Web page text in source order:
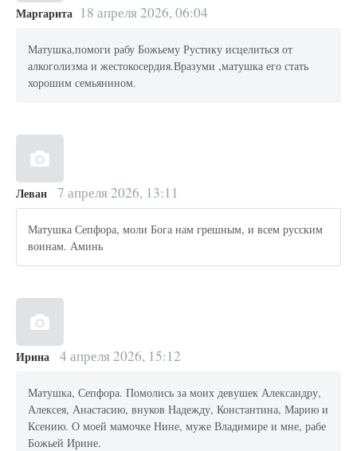
Маргарита 18 апреля 2026, 06:04
Матушка,помоги рабу Божьему Рустику исцелиться от
алкоголизма и жестокосердия.Вразуми ,матушка его стать
хорошим семьянином.
Леван 7 апреля 2026, 13:11
Матушка Сепфора, моли Бога нам грешным, и всем русским
воинам. Аминь
Ирина 4 апреля 2026, 15:12
Матушка, Сепфора. Помолись за моих девушек Александру,
Алексея, Анастасию, внуков Надежду, Константина, Марию и
Ксению. О моей мамочке Нине, муже Владимире и мне, рабе
Божьей Ирине.